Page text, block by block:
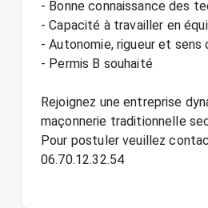
- Bonne connaissance des
- Capacité à travailler en
- Autonomie, rigueur et sens
- Permis B souhaité
Rejoignez une entreprise
maçonnerie traditionnelle
Pour postuler veuillez
06.70.12.32.54